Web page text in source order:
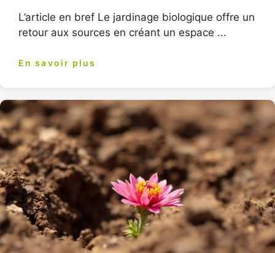
L’article en bref Le jardinage biologique offre un
retour aux sources en créant un espace ...
En savoir plus